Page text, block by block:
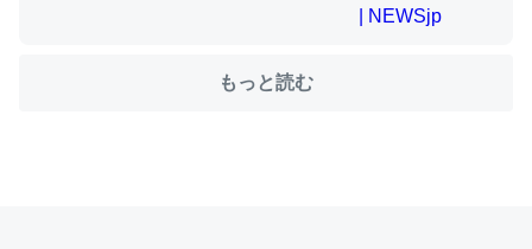
ちぼちRingも置こうかと画策中。あと、Googleマップで
もっと読む